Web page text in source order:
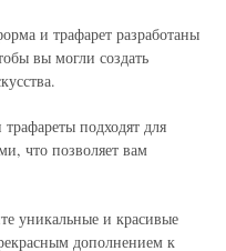
и трафарет разработаны
вы могли создать
подходят для
что позволяет вам
уникальные и красивые
дополнением к